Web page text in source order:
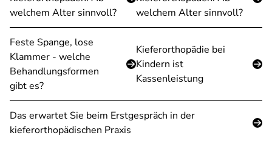
welchem Alter sinnvoll?
welchem Alter sinnvoll?
Feste Spange, lose
Klammer - welche
Behandlungsformen
gibt es?
Kieferorthopädie bei
Kindern ist
Kassenleistung
Das erwartet Sie beim Erstgespräch in der
kieferorthopädischen Praxis